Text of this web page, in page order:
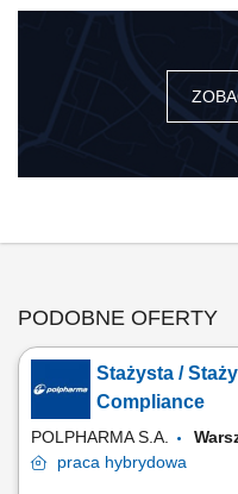
PODOBNE OFERTY
Stażysta /
Compliance
POLPHARMA S.A.
praca hybrydowa